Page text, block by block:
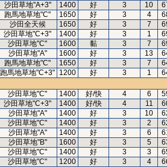
沙田草地"A+3" 1400 好 3 10
跑馬地草地"C" 1650 好 3 4
沙田全天候 1650 好 3 7
沙田草地"C+3" 1400 好 3 1
沙田草地"C" 1600 黏 3 7
沙田草地"A" 1600 好 3 13
跑馬地草地"C" 1650 好 3 7
跑馬地草地"C+3" 1200 好 3 1
沙田草地"C" 1400 好/快 4 6
沙田草地"C+3" 1400 好/快 4 11
沙田草地"A" 1400 好 3 10
沙田草地"C" 1400 好 3 2
沙田草地"A" 1400 好 3 6
沙田草地"B" 1600 好 3 5
沙田草地"C" 1400 好 3 3
沙田草地"C" 1200 好 3 4